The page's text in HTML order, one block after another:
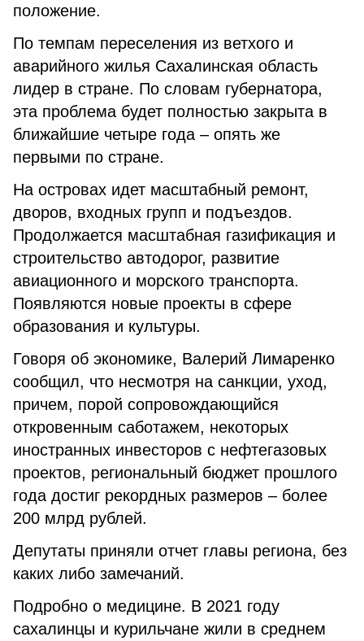
положение.
По темпам переселения из ветхого и
аварийного жилья Сахалинская область
лидер в стране. По словам губернатора,
эта проблема будет полностью закрыта в
ближайшие четыре года – опять же
первыми по стране.
На островах идет масштабный ремонт,
дворов, входных групп и подъездов.
Продолжается масштабная газификация и
строительство автодорог, развитие
авиационного и морского транспорта.
Появляются новые проекты в сфере
образования и культуры.
Говоря об экономике, Валерий Лимаренко
сообщил, что несмотря на санкции, уход,
причем, порой сопровождающийся
откровенным саботажем, некоторых
иностранных инвесторов с нефтегазовых
проектов, региональный бюджет прошлого
года достиг рекордных размеров – более
200 млрд рублей.
Депутаты приняли отчет главы региона, без
каких либо замечаний.
Подробно о медицине. В 2021 году
сахалинцы и курильчане жили в среднем